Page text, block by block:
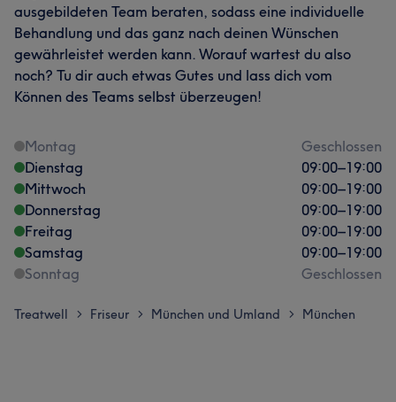
ausgebildeten Team beraten, sodass eine individuelle
Behandlung und das ganz nach deinen Wünschen
gewährleistet werden kann. Worauf wartest du also
noch? Tu dir auch etwas Gutes und lass dich vom
Können des Teams selbst überzeugen!
Montag
Geschlossen
Dienstag
09:00–19:00
Mittwoch
09:00–19:00
Donnerstag
09:00–19:00
Freitag
09:00–19:00
Samstag
09:00–19:00
Sonntag
Geschlossen
Treatwell > Friseur > München und Umland > München